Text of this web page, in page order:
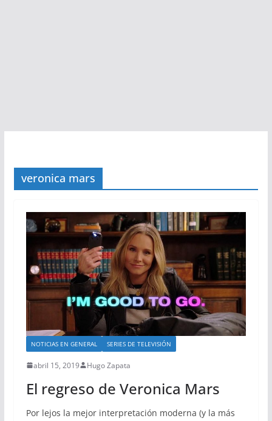
veronica mars
NOTICIAS EN GENERAL SERIES DE TELEVISIÓN
abril 15, 2019 Hugo Zapata
El regreso de Veronica Mars
Por lejos la mejor interpretación moderna (y la más